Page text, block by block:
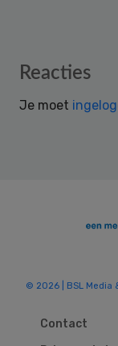
Reader
Reacties
Je moet
© 2026 | BSL Media
Contact